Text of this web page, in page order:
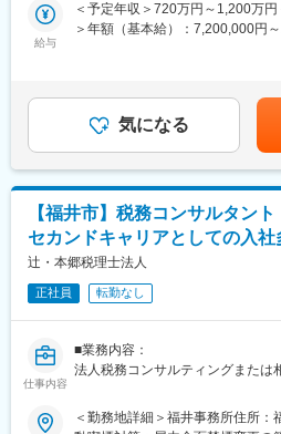
◎原則として、拠点に直接所属す
のため人に対するマネジメント業
・評価業務の補助（顧客から受領
理、財産一覧への転記など）
・案件の品質管理（複雑案件・大
査を実施）
・営業/マーケティング活動
・その他事務手続き（オフィスの
■本求人の魅力：
(1) 事務作業や集客などの業務は
高い業務のみを担当いただくこと
きます。
害保険にも加入しているため万が
(3) 月間100万PVを誇るWEBメデ
受任できる体制があります。
給与
＜予定年収＞720万円～1,200万
＞年額（基本給）：7,200,000円
年の報酬は最低保証として、原則
ンティブ報酬として年1回、役員
10名の支給額は年間100万円以上
であり、選考を通じて上下する可
定手当を含めた表記です。
気になる
【福井市】税務コンサルタン
セカンドキャリアとしての入社
辻・本郷税理士法人
正社員 転勤なし
仕事内容
■業務内容：
法人税務コンサルティングまたは
法人向け税務コンサルティング
＜勤務地詳細＞福井事務所住所